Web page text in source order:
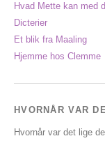
Hvad Mette kan med
Dicterier
Et blik fra Maaling
Hjemme hos Clemme
HVORNÅR VAR
Hvornår var det lige